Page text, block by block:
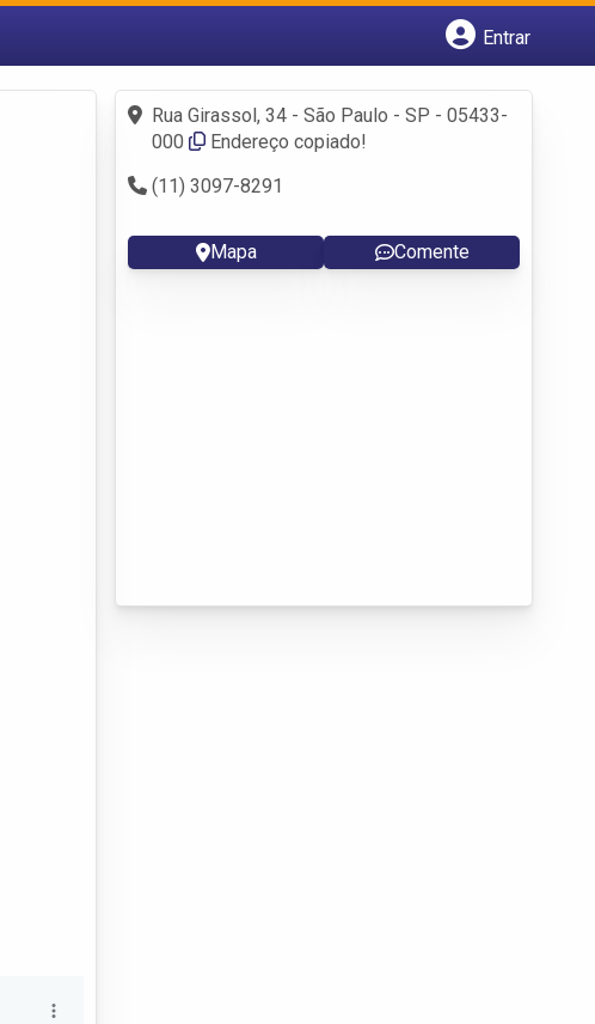
Entrar
Fazer login
Criar conta
Rua Girassol, 34 - São Paulo - SP - 05433-
000
Endereço copiado!
(11) 3097-8291
Mapa Comente